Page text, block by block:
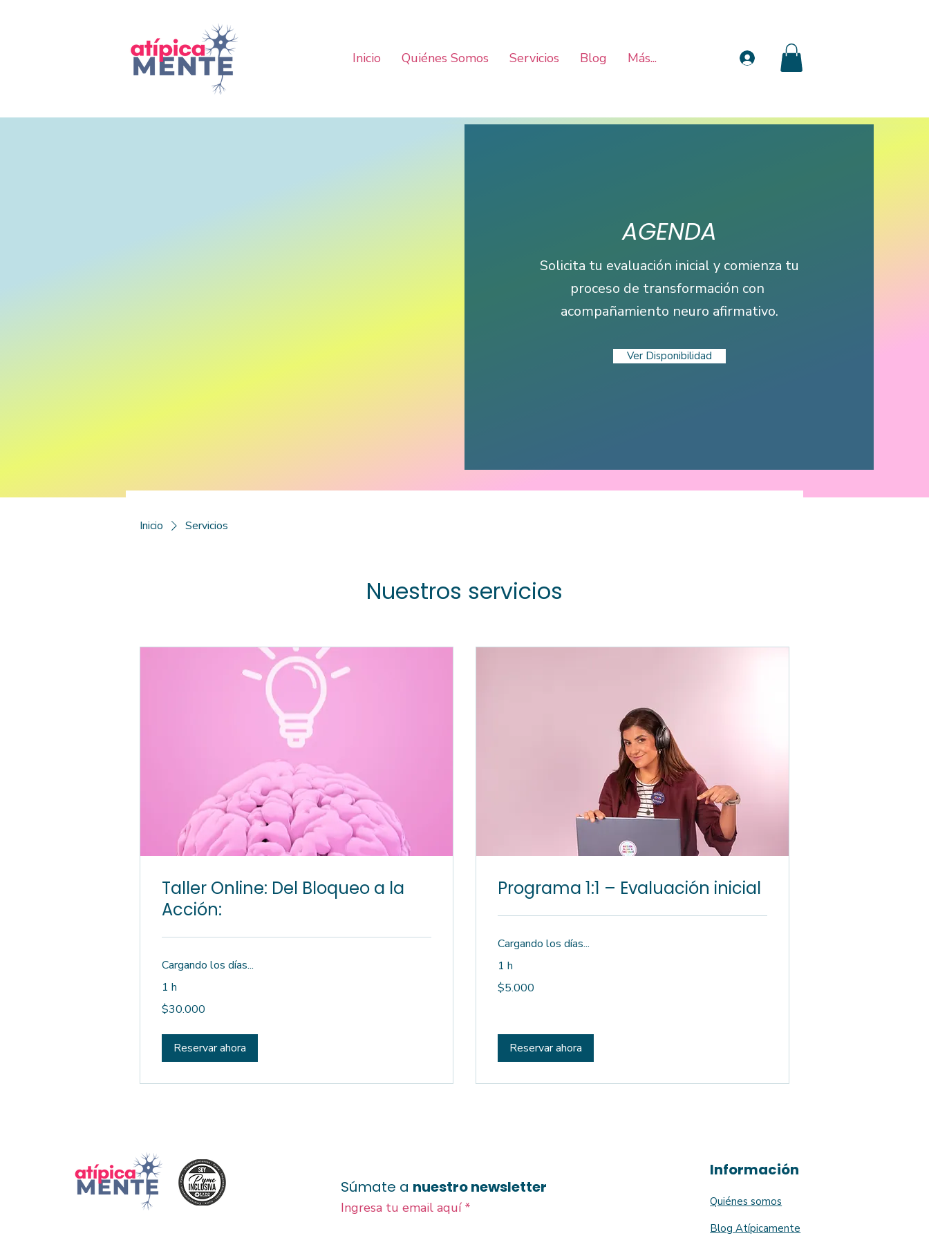
Inicio Quiénes Somos Servicios Blog Más... Login
AGENDA
Solicita tu evaluación inicial y comienza tu
proceso de transformación con
acompañamiento neuro afirmativo.
Ver Disponibilidad
Inicio Servicios
Nuestros servicios
Taller Online: Del Bloqueo a la
Acción:
Cargando los días...
1 h
30.000
pesos
$30.000
Reservar ahora
Programa 1:1 – Evaluación inicial
Cargando los días...
1 h
5.000
pesos
$5.000
Reservar ahora
Súmate a nuestro newsletter
Ingresa tu email aquí
Información
Quiénes somos
Blog Atípicamente